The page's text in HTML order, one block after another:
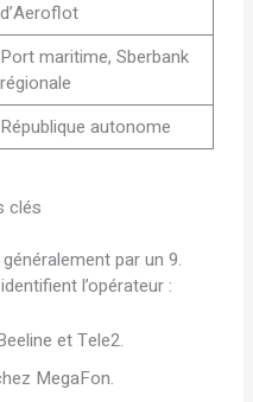
d’Aeroflot
Port maritime, Sberbank
régionale
République autonome
clés
par un 9.
l’opérateur :
et Tele2.
MegaFon.